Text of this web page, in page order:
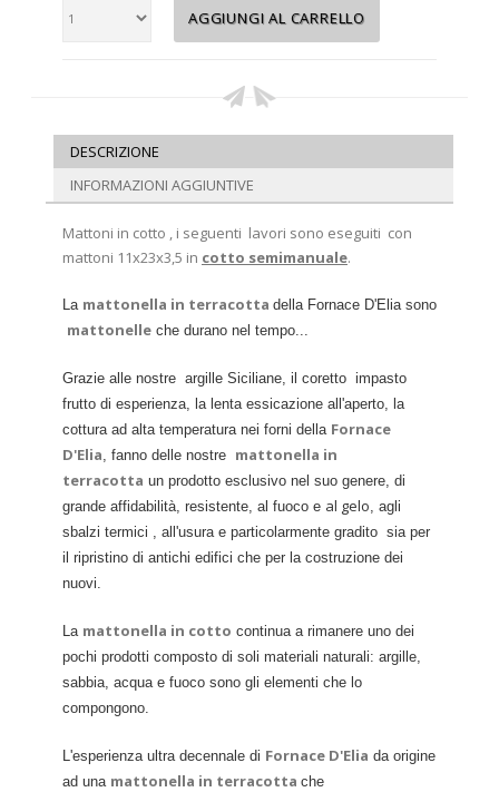
DESCRIZIONE
INFORMAZIONI AGGIUNTIVE
Mattoni in cotto , i seguenti lavori sono eseguiti con
mattoni 11x23x3,5 in cotto semimanuale.
La mattonella in terracotta della Fornace D'Elia sono
mattonelle che durano nel tempo...
Grazie alle nostre argille Siciliane, il coretto impasto
frutto di esperienza, la lenta essicazione all'aperto, la
cottura ad alta temperatura nei forni della Fornace
D'Elia, fanno delle nostre mattonella in
terracotta un prodotto esclusivo nel suo genere, di
grande affidabilità, resistente, al fuoco e al gelo, agli
sbalzi termici , all'usura e particolarmente gradito sia per
il ripristino di antichi edifici che per la costruzione dei
nuovi.
La mattonella in cotto continua a rimanere uno dei
pochi prodotti composto di soli materiali naturali: argille,
sabbia, acqua e fuoco sono gli elementi che lo
compongono.
L'esperienza ultra decennale di Fornace D'Elia da origine
ad una mattonella in terracotta che